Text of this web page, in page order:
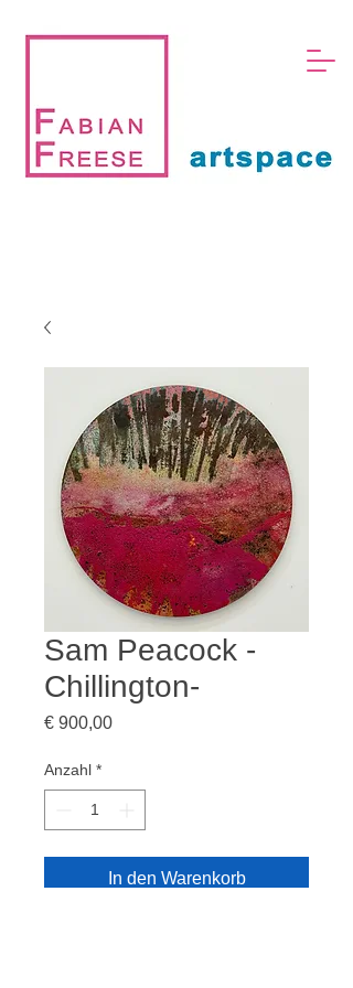
Sam Peacock -
Chillington-
€ 900,00Preis
Anzahl *
In den Warenkorb